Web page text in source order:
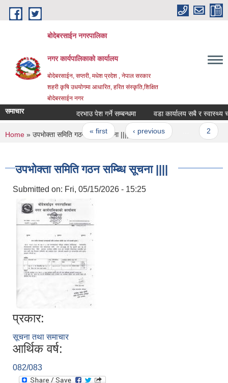
Skip to main content
बोदेबरसाईन नगरपालिका
नगर कार्यपालिकाको कार्यालय
बोदेबरसाईन, सप्तरी, मधेश प्रदेश , नेपाल सरकार
शहरी कृषि उधयोगमा आधारित, हरित संस्कृति,शिक्षित
बोदेबरसाईन नगर
समाचार दरभाउ पेश गर्ने सम्बन्धमा वडा कार्यालय सबै र स्वास्थ्य
Pages
« first ‹ previous
You are here
Home » उपभोक्ता समिति गठन सम्ब्धि सूचना ||||
उपभोक्ता समिति गठन सम्ब्धि सूचना ||||
Submitted on: Fri, 05/15/2026 - 15:25
प्रकार:
सूचना तथा समाचार
आर्थिक वर्ष:
082/083